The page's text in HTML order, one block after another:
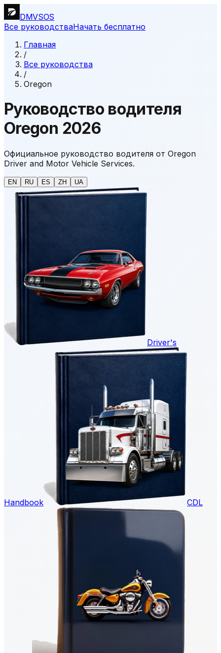
DMVSOS
Все руководстваНачать бесплатно
Главная
/
Все руководства
/
Oregon
Руководство водителя
Oregon 2026
Официальное руководство водителя от Oregon
Driver and Motor Vehicle Services.
EN RU ES ZH UA
Driver's
Handbook CDL